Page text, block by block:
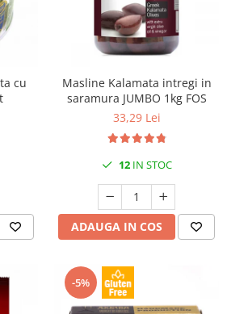
cu
Masline Kalamata intregi in
saramura JUMBO 1kg FOS
33,29 Lei
12IN STOC
ADAUGA IN COS
-5%